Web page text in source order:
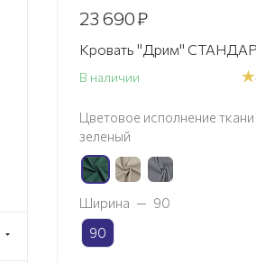
23 690₽
Кровать "Дрим"
В наличии
Цветовое исполнение ткани
зеленый
Ширина — 90
90